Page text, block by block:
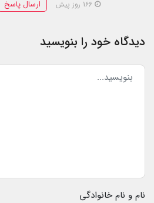
ارسال پاسخ
دیدگاه خود را بنویسید
نام و نام خانوادگی